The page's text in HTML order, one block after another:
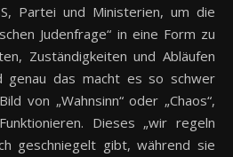
Partei und Ministerien, um die
Judenfrage“ in eine Form zu
Zuständigkeiten und Abläufen
genau das macht es so schwer
von „Wahnsinn“ oder „Chaos“,
Dieses „wir regeln
geschniegelt gibt, während sie